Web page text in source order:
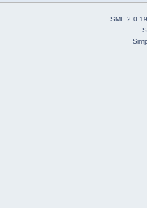
SMF 2.0.19